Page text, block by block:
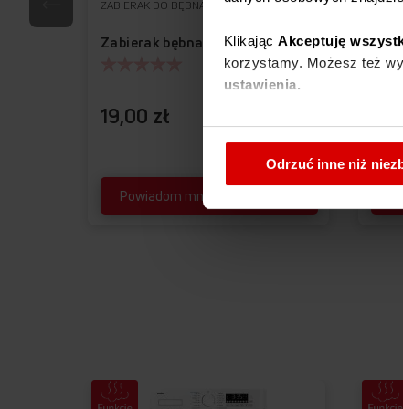
Klikając Akceptuję
korzystamy. Możesz też
ustawienia.
W każdej chwili możesz
Odrzuć inne niż
19,00 zł
ZABIERAK DO BĘBNA
Zabierak bębna APDP1000
Powiadom mnie o dostępności